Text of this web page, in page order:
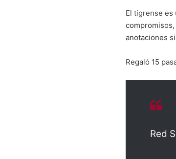
El tigrense es
anotaciones
Regaló 15
Red